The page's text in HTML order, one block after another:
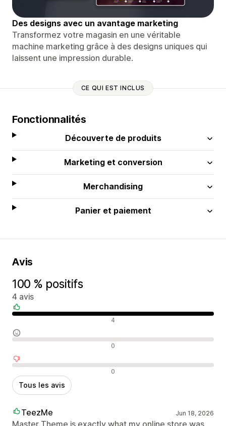
Des designs avec un avantage marketing
Transformez votre magasin en une véritable
machine marketing grâce à des designs uniques qui
laissent une impression durable.
CE QUI EST INCLUS
Fonctionnalités
Découverte de produits
Marketing et conversion
Merchandising
Panier et paiement
Avis
100 % positifs
4 avis
Avis positifs 4
Avis neutres 0
Avis négatifs 0
Tous les avis
TeezMe Jun 18, 2026
Master Theme is exactly what my online store was